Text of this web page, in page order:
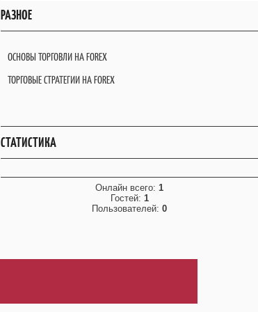
РАЗНОЕ
ОСНОВЫ ТОРГОВЛИ НА FOREX
ТОРГОВЫЕ СТРАТЕГИИ НА FOREX
СТАТИСТИКА
Онлайн всего: 1
Гостей: 1
Пользователей: 0